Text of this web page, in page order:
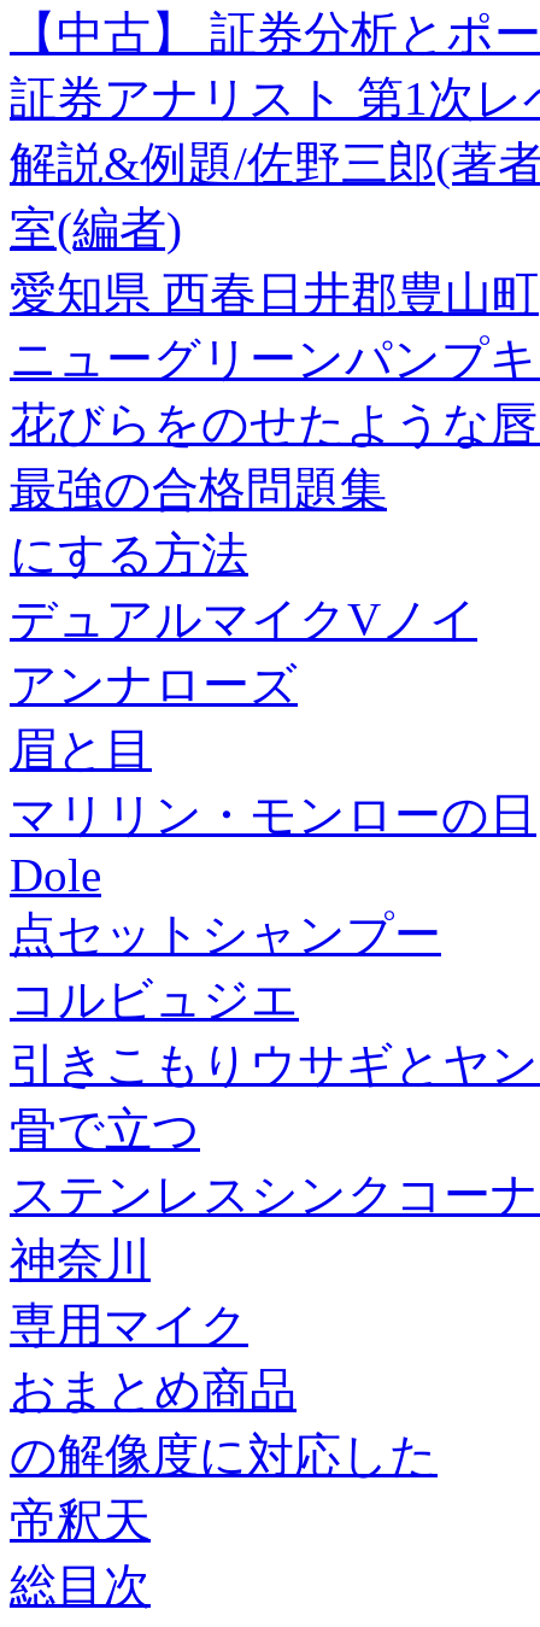
【中古】 証券分析とポ
証券アナリスト 第1次
解説&例題/佐野三郎(著
室(編者)
愛知県 西春日井郡豊山町
ニューグリーンパンプ
花びらをのせたような
最強の合格問題集
にする方法
デュアルマイクVノイ
アンナローズ
眉と目
マリリン・モンローの日
Dole
点セットシャンプー
コルビュジエ
引きこもりウサギとヤ
骨で立つ
ステンレスシンクコー
神奈川
専用マイク
おまとめ商品
の解像度に対応した
帝釈天
総目次